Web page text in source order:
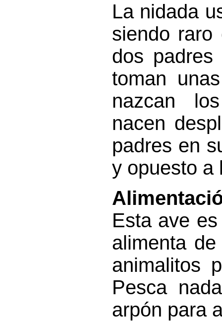
La nidada
siendo
dos
toman
nazcan
nacen
padres en
y opuesto a
Esta ave
alimenta
animalitos
Pesca
arpón para